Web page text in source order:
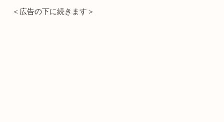
＜広告の下に続きます＞